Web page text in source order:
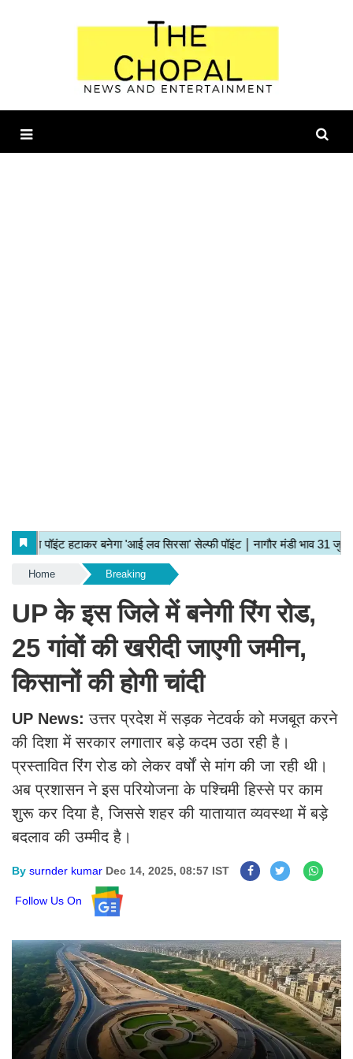
Home Breaking
UP के इस जिले में बनेगी रिंग रोड,
25 गांवों की खरीदी जाएगी जमीन,
किसानों की होगी चांदी
UP News:उत्तर प्रदेश में सड़क नेटवर्क को मजबूत करने
की दिशा में सरकार लगातार बड़े कदम उठा रही है।
प्रस्तावित रिंग रोड को लेकर वर्षों से मांग की जा रही थी।
अब प्रशासन ने इस परियोजना के पश्चिमी हिस्से पर काम
शुरू कर दिया है, जिससे शहर की यातायात व्यवस्था में बड़े
बदलाव की उम्मीद है।
By surnder kumar Dec 14, 2025, 08:57 IST
Follow Us On